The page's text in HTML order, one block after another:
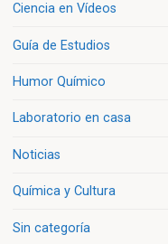
Ciencia en Vídeos
Guía de Estudios
Humor Químico
Laboratorio en casa
Noticias
Química y Cultura
Sin categoría